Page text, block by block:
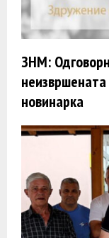
ЗНМ:
новинарка